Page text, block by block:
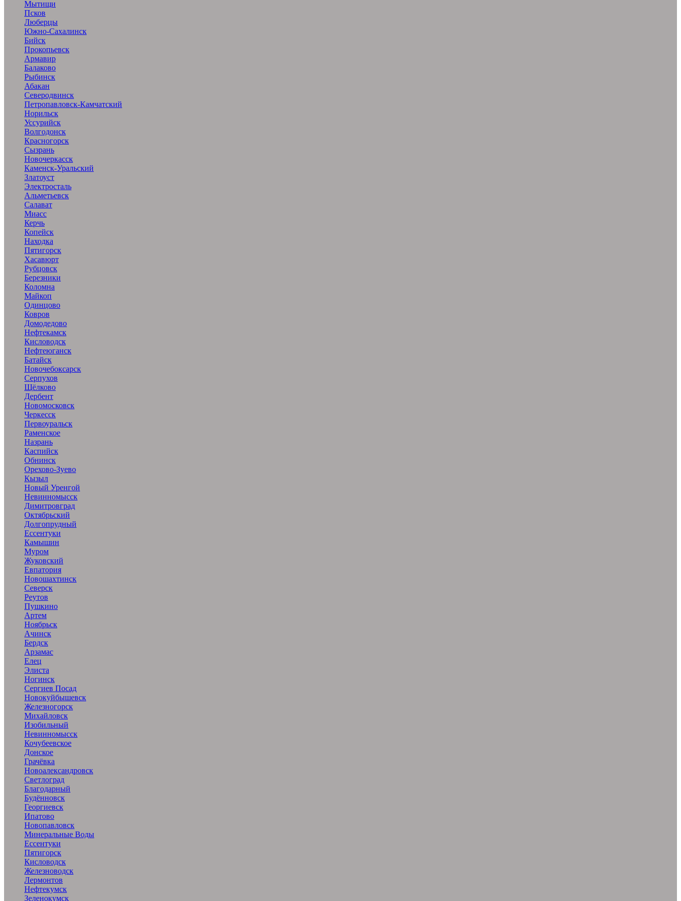
Мытищи
Псков
Люберцы
Южно-Сахалинск
Бийск
Прокопьевск
Армавир
Балаково
Рыбинск
Абакан
Северодвинск
Петропавловск-Камчатский
Норильск
Уссурийск
Волгодонск
Красногорск
Сызрань
Новочеркасск
Каменск-Уральский
Златоуст
Электросталь
Альметьевск
Салават
Миасс
Керчь
Копейск
Находка
Пятигорск
Хасавюрт
Рубцовск
Березники
Коломна
Майкоп
Одинцово
Ковров
Домодедово
Нефтекамск
Кисловодск
Нефтеюганск
Батайск
Новочебоксарск
Серпухов
Щёлково
Дербент
Новомосковск
Черкесск
Первоуральск
Раменское
Назрань
Каспийск
Обнинск
Орехово-Зуево
Кызыл
Новый Уренгой
Невинномысск
Димитровград
Октябрьский
Долгопрудный
Ессентуки
Камышин
Муром
Жуковский
Евпатория
Новошахтинск
Северск
Реутов
Пушкино
Артем
Ноябрьск
Ачинск
Бердск
Арзамас
Елец
Элиста
Ногинск
Сергиев Посад
Новокуйбышевск
Железногорск
Михайловск
Изобильный
Невинномысск
Кочубеевское
Донское
Грачёвка
Новоалександровск
Светлоград
Благодарный
Будённовск
Георгиевск
Ипатово
Новопавловск
Минеральные Воды
Ессентуки
Пятигорск
Кисловодск
Железноводск
Лермонтов
Нефтекумск
Зеленокумск